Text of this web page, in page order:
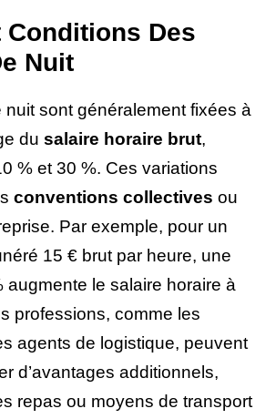
Conditions Des
Nuit
nuit sont généralement fixées à
du salaire horaire brut,
% et 30 %. Ces variations
conventions collectives ou
Par exemple, pour un
15 € brut par heure, une
augmente le salaire horaire à
professions, comme les
agents de logistique, peuvent
d’avantages additionnels,
repas ou moyens de transport